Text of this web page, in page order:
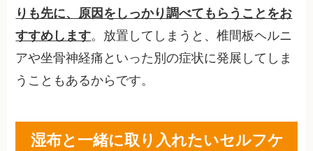
りも先に、原因をしっかり調べてもらうことをお
すすめします。放置してしまうと、椎間板ヘルニ
アや坐骨神経痛といった別の症状に発展してしま
うこともあるからです。
湿布と一緒に取り入れたいセルフケ